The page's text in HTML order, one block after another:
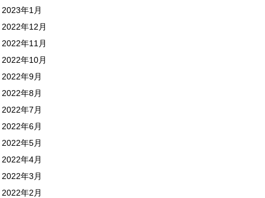
2023年1月
2022年12月
2022年11月
2022年10月
2022年9月
2022年8月
2022年7月
2022年6月
2022年5月
2022年4月
2022年3月
2022年2月